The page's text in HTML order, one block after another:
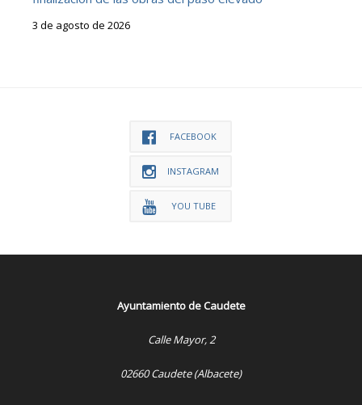
3 de agosto de 2026
FACEBOOK
INSTAGRAM
YOU TUBE
Ayuntamiento de Caudete
Calle Mayor, 2
02660 Caudete (Albacete)